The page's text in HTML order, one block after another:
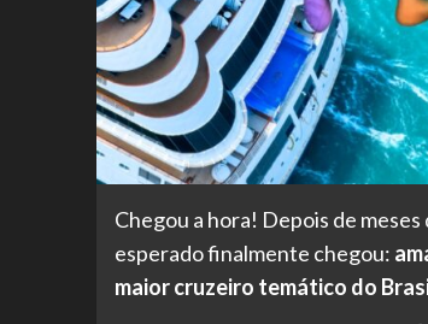
Chegou a hora! Depois de
esperado finalmente chegou:
maior cruzeiro temático do